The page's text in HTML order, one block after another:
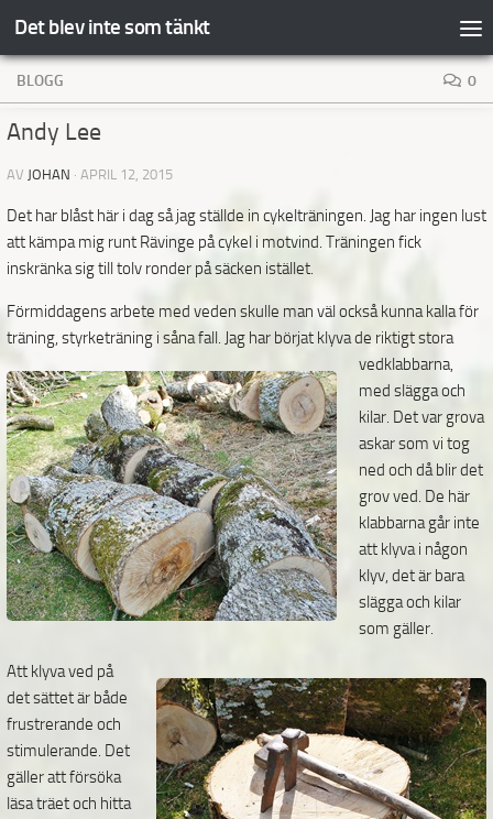
Hoppa till innehåll
Det blev inte som tänkt
BLOGG 0
Andy Lee
AV JOHAN · APRIL 12, 2015
Det har blåst här i dag så jag ställde in cykelträningen. Jag har ingen lust
att kämpa mig runt Rävinge på cykel i motvind. Träningen fick
inskränka sig till tolv ronder på säcken istället.
Förmiddagens arbete med veden skulle man väl också kunna kalla för
träning, styrketräning i såna fall. Jag har börjat klyva de riktigt stora
vedklabbarna,
med slägga och
kilar. Det var grova
askar som vi tog
ned och då blir det
grov ved. De här
klabbarna går inte
att klyva i någon
klyv, det är bara
slägga och kilar
som gäller.
Att klyva ved på
det sättet är både
frustrerande och
stimulerande. Det
gäller att försöka
läsa träet och hitta